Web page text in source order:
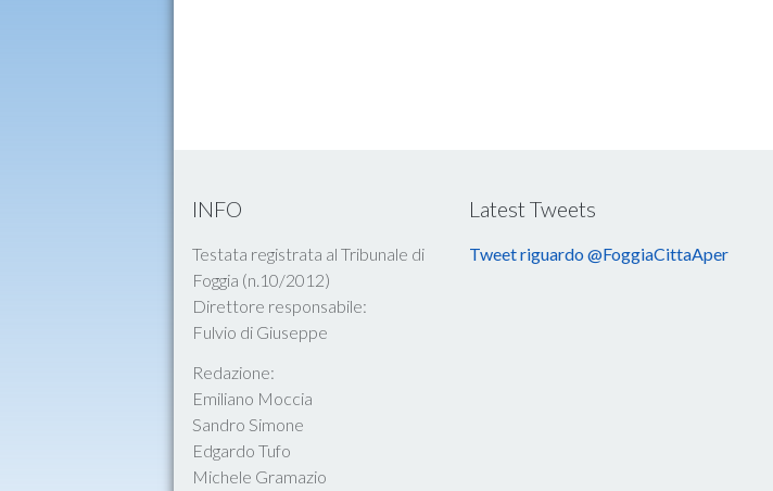
INFO
Testata registrata al Tribunale di
Foggia (n.10/2012)
Direttore responsabile:
Fulvio di Giuseppe
Redazione:
Emiliano Moccia
Sandro Simone
Edgardo Tufo
Michele Gramazio
Latest Tweets
Tweet riguardo @FoggiaCittaAper